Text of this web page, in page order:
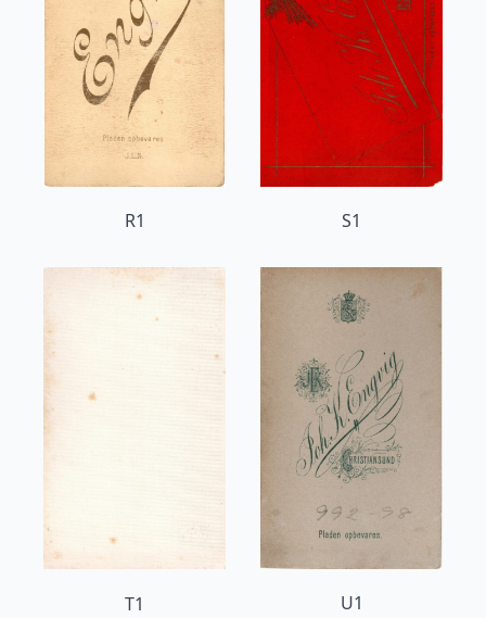
R1 S1
T1 U1